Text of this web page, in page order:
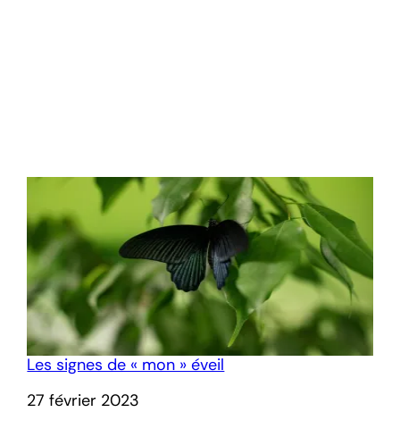
Les signes de « mon » éveil
Date
27 février 2023